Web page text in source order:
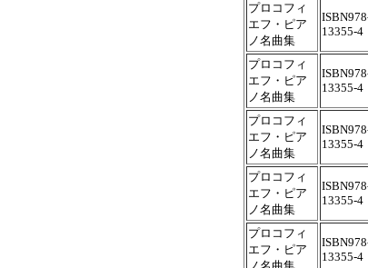
プロコフィ
エフ・ピア
ノ名曲集
13355-4
プロコフィ
エフ・ピア
ノ名曲集
13355-4
プロコフィ
エフ・ピア
ノ名曲集
13355-4
プロコフィ
エフ・ピア
ノ名曲集
13355-4
プロコフィ
エフ・ピア
13355-4